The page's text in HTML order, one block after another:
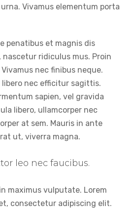
Vivamus elementum porta
penatibus et magnis dis
ridiculus mus. Proin
nec finibus neque.
nec efficitur sagittis.
sapien, vel gravida
libero, ullamcorper nec
at sem. Mauris in ante
ut, viverra magna.
leo nec faucibus.
maximus vulputate. Lorem
consectetur adipiscing elit.